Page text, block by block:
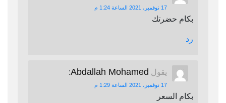
17 نوفمبر، 2021 الساعة 1:24 م
بكام حضرتك
رد
يقول Abdallah Mohamed
:
17 نوفمبر، 2021 الساعة 1:29 م
بكام السعر